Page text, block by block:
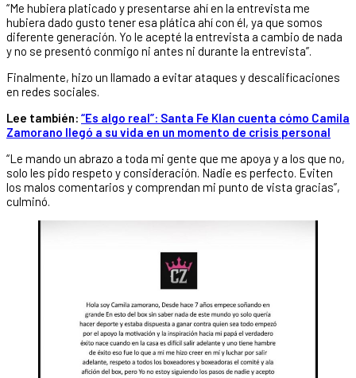
“Me hubiera platicado y presentarse ahí en la entrevista me
hubiera dado gusto tener esa plática ahí con él, ya que somos
diferente generación. Yo le acepté la entrevista a cambio de nada
y no se presentó conmigo ni antes ni durante la entrevista”.
Finalmente, hizo un llamado a evitar ataques y descalificaciones
en redes sociales.
Lee también: “Es algo real”: Santa Fe Klan cuenta cómo Camila
Zamorano llegó a su vida en un momento de crisis personal
“Le mando un abrazo a toda mi gente que me apoya y a los que no,
solo les pido respeto y consideración. Nadie es perfecto. Eviten
los malos comentarios y comprendan mi punto de vista gracias”,
culminó.